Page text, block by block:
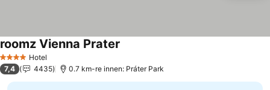
4 KategóriaHotel
roomz Vienna Prater
7,4 4435 0.7 km-re innen: Práter Park